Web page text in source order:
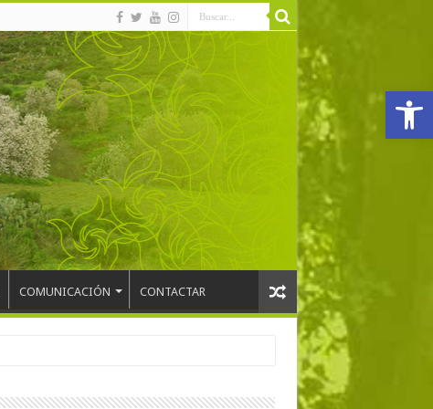
Abrir
COMUNICACIÓN CONTACTAR